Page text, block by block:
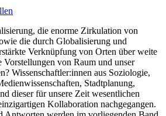
die enorme Zirkulation von
die durch Globalisierung und
Verknüpfung von Orten über weite
Vorstellungen von Raum und unser
Wissenschaftler:innen aus Soziologie,
Stadtplanung,
dieser für unsere Zeit wesentlichen
Kollaboration nachgegangen.